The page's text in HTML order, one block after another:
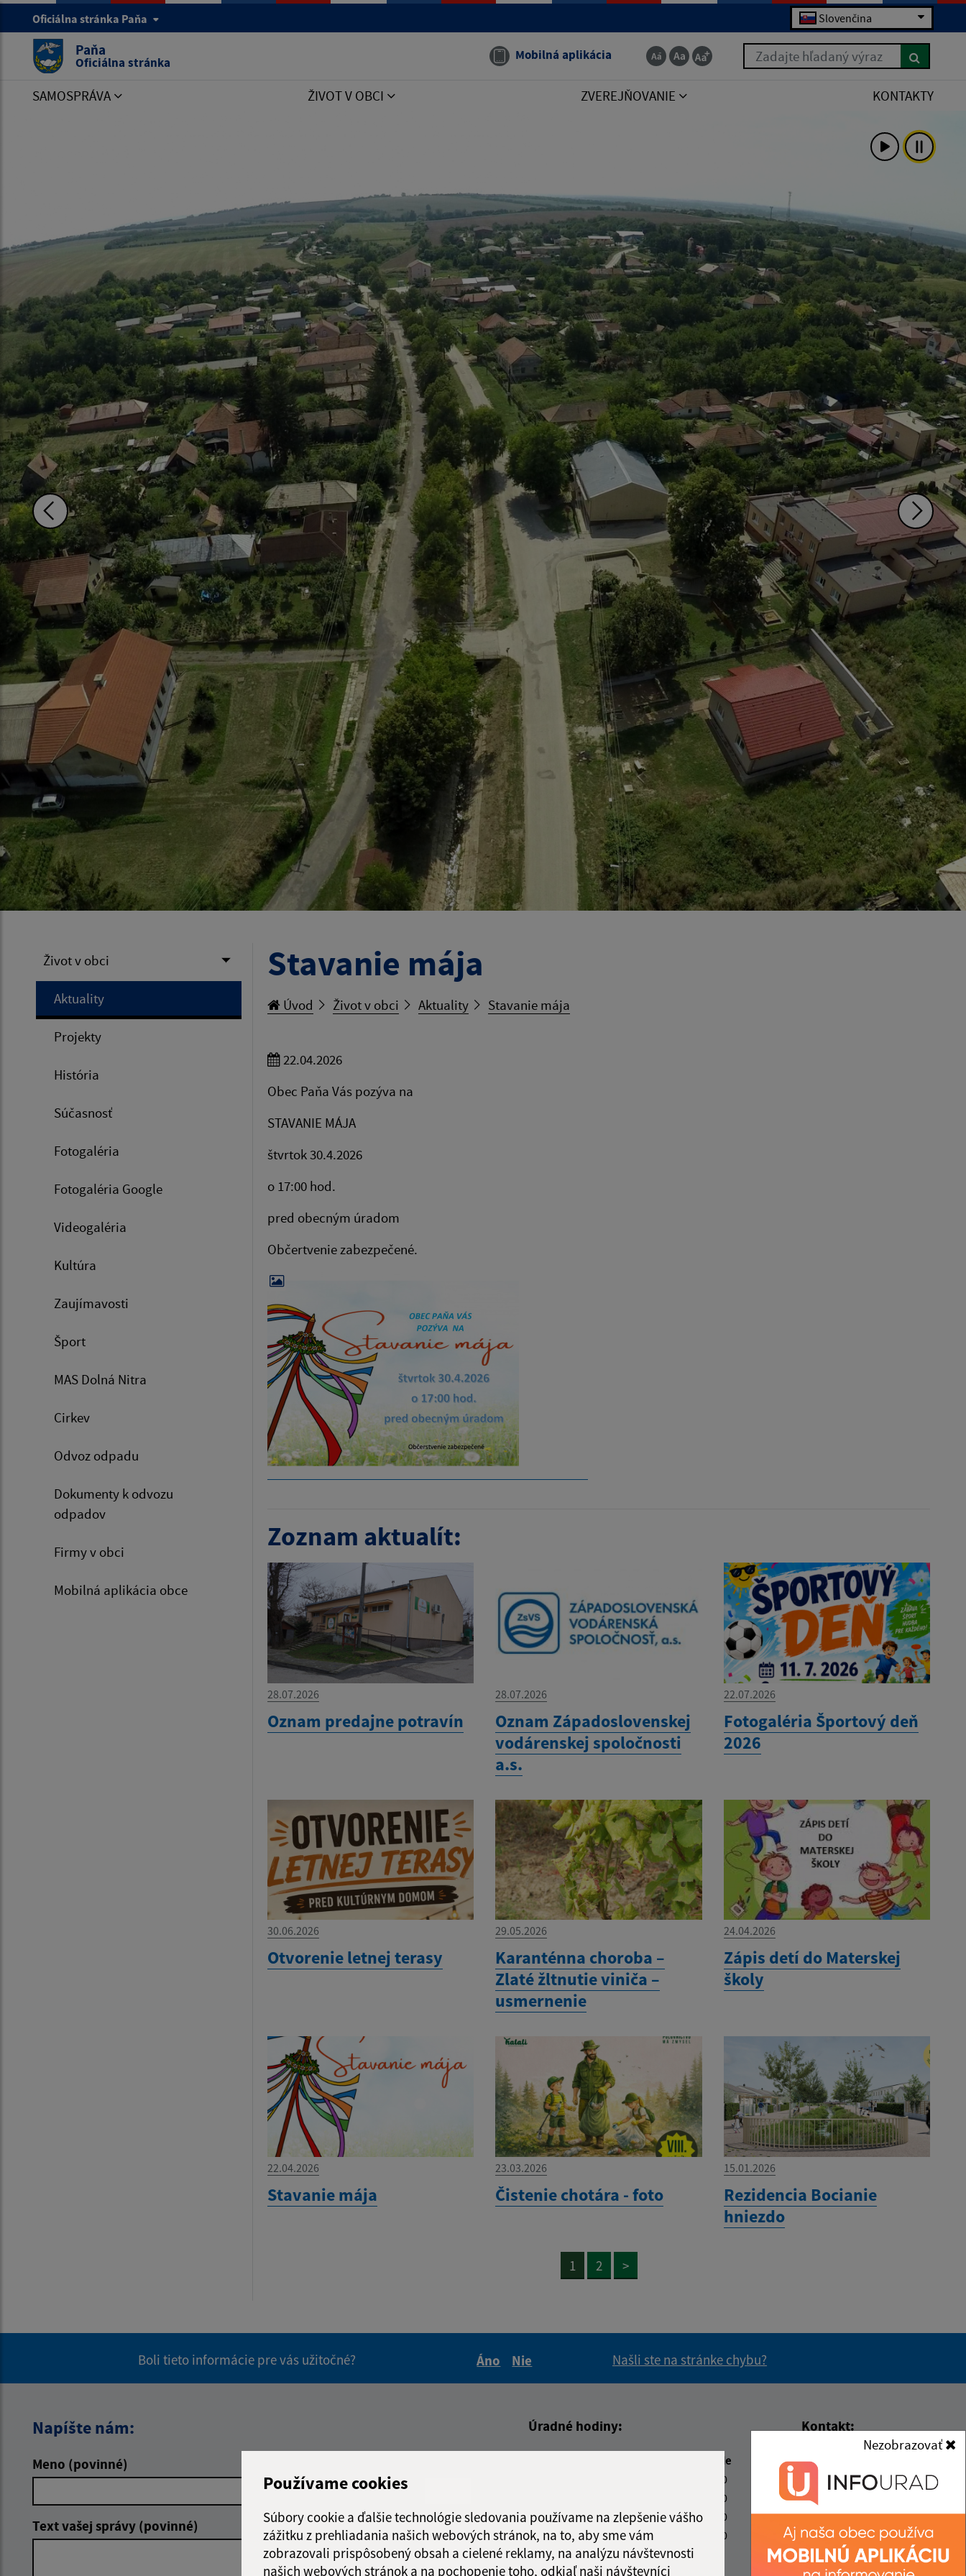
Používame cookies
Súbory cookie a ďalšie technológie sledovania používame na zlepšenie vášho
zážitku z prehliadania našich webových stránok, na to, aby sme vám
zobrazovali prispôsobený obsah a cielené reklamy, na analýzu návštevnosti
našich webových stránok a na pochopenie toho, odkiaľ naši návštevníci
Nezobrazovať
Oficiálna stránka Paňa Slovenčina
Paňa
Oficiálna stránka Mobilná aplikácia Zadajte hľadaný výraz
SAMOSPRÁVA ŽIVOT V OBCI ZVEREJŇOVANIE KONTAKTY
Život v obci
Aktuality
Projekty
História
Súčasnosť
Fotogaléria
Fotogaléria Google
Videogaléria
Kultúra
Zaujímavosti
Šport
MAS Dolná Nitra
Cirkev
Odvoz odpadu
Dokumenty k odvozu
odpadov
Firmy v obci
Mobilná aplikácia obce
Stavanie mája
Úvod Život v obci Aktuality Stavanie mája
22.04.2026
Obec Paňa Vás pozýva na
STAVANIE MÁJA
štvrtok 30.4.2026
o 17:00 hod.
pred obecným úradom
Občertvenie zabezpečené.
Zoznam aktualít:
28.07.2026
Oznam predajne potravín
28.07.2026
Oznam Západoslovenskej
vodárenskej spoločnosti
a.s.
22.07.2026
Fotogaléria Športový deň
2026
30.06.2026
Otvorenie letnej terasy
29.05.2026
Karanténna choroba –
Zlaté žltnutie viniča –
usmernenie
24.04.2026
Zápis detí do Materskej
školy
22.04.2026
Stavanie mája
23.03.2026
Čistenie chotára - foto
15.01.2026
Rezidencia Bocianie
hniezdo
1 2 >
Boli tieto informácie pre vás užitočné?
Áno
Nie
Našli ste na stránke chybu?
Napíšte nám:
Meno (povinné)
Text vašej správy (povinné)
Úradné hodiny:
Čas poobede
12:30 - 16:00
12:30 - 16:00
Streda:
09:00 - 12:00
12:30 - 17:00
Štvrtok:
08:00 - 12:00
12:30 - 15:00
Piatok:
08:00 - 12:00
Kontakt:
Obecný úrad Paňa
Paňa 26
951 05 Veľký Cetín
+421 37 659 75 13
IČO: 00308366